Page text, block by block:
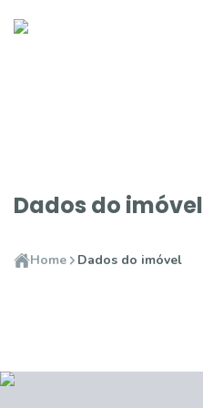
Dados do imóvel
Home Dados do imóvel